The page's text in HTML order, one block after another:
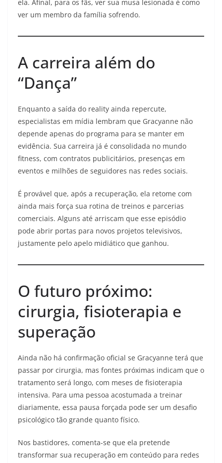
ela. Afinal, para os fãs, ver sua musa lesionada é como
ver um membro da família sofrendo.
A carreira além do
“Dança”
Enquanto a saída do reality ainda repercute,
especialistas em mídia lembram que Gracyanne não
depende apenas do programa para se manter em
evidência. Sua carreira já é consolidada no mundo
fitness, com contratos publicitários, presenças em
eventos e milhões de seguidores nas redes sociais.
É provável que, após a recuperação, ela retome com
ainda mais força sua rotina de treinos e parcerias
comerciais. Alguns até arriscam que esse episódio
pode abrir portas para novos projetos televisivos,
justamente pelo apelo midiático que ganhou.
O futuro próximo:
cirurgia, fisioterapia e
superação
Ainda não há confirmação oficial se Gracyanne terá que
passar por cirurgia, mas fontes próximas indicam que o
tratamento será longo, com meses de fisioterapia
intensiva. Para uma pessoa acostumada a treinar
diariamente, essa pausa forçada pode ser um desafio
psicológico tão grande quanto físico.
Nos bastidores, comenta-se que ela pretende
transformar sua recuperação em conteúdo para redes